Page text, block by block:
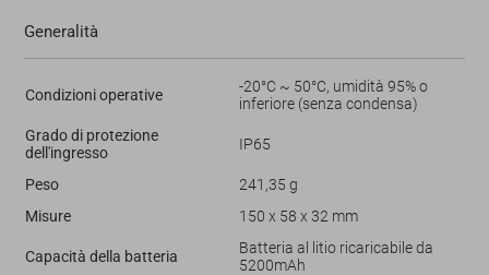
Generalità
Condizioni operative
-20°C ~ 50°C, umidità 95% o
inferiore (senza condensa)
Grado di protezione
dell'ingresso
IP65
Peso
241,35 g
Misure
150 x 58 x 32 mm
Capacità della batteria
Batteria al litio ricaricabile da
5200mAh